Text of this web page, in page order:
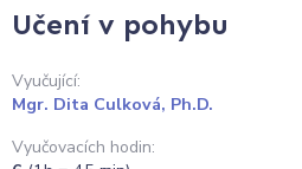
Učení v pohybu
Vyučující:
Mgr. Dita Culková, Ph.D.
Vyučovacích hodin: